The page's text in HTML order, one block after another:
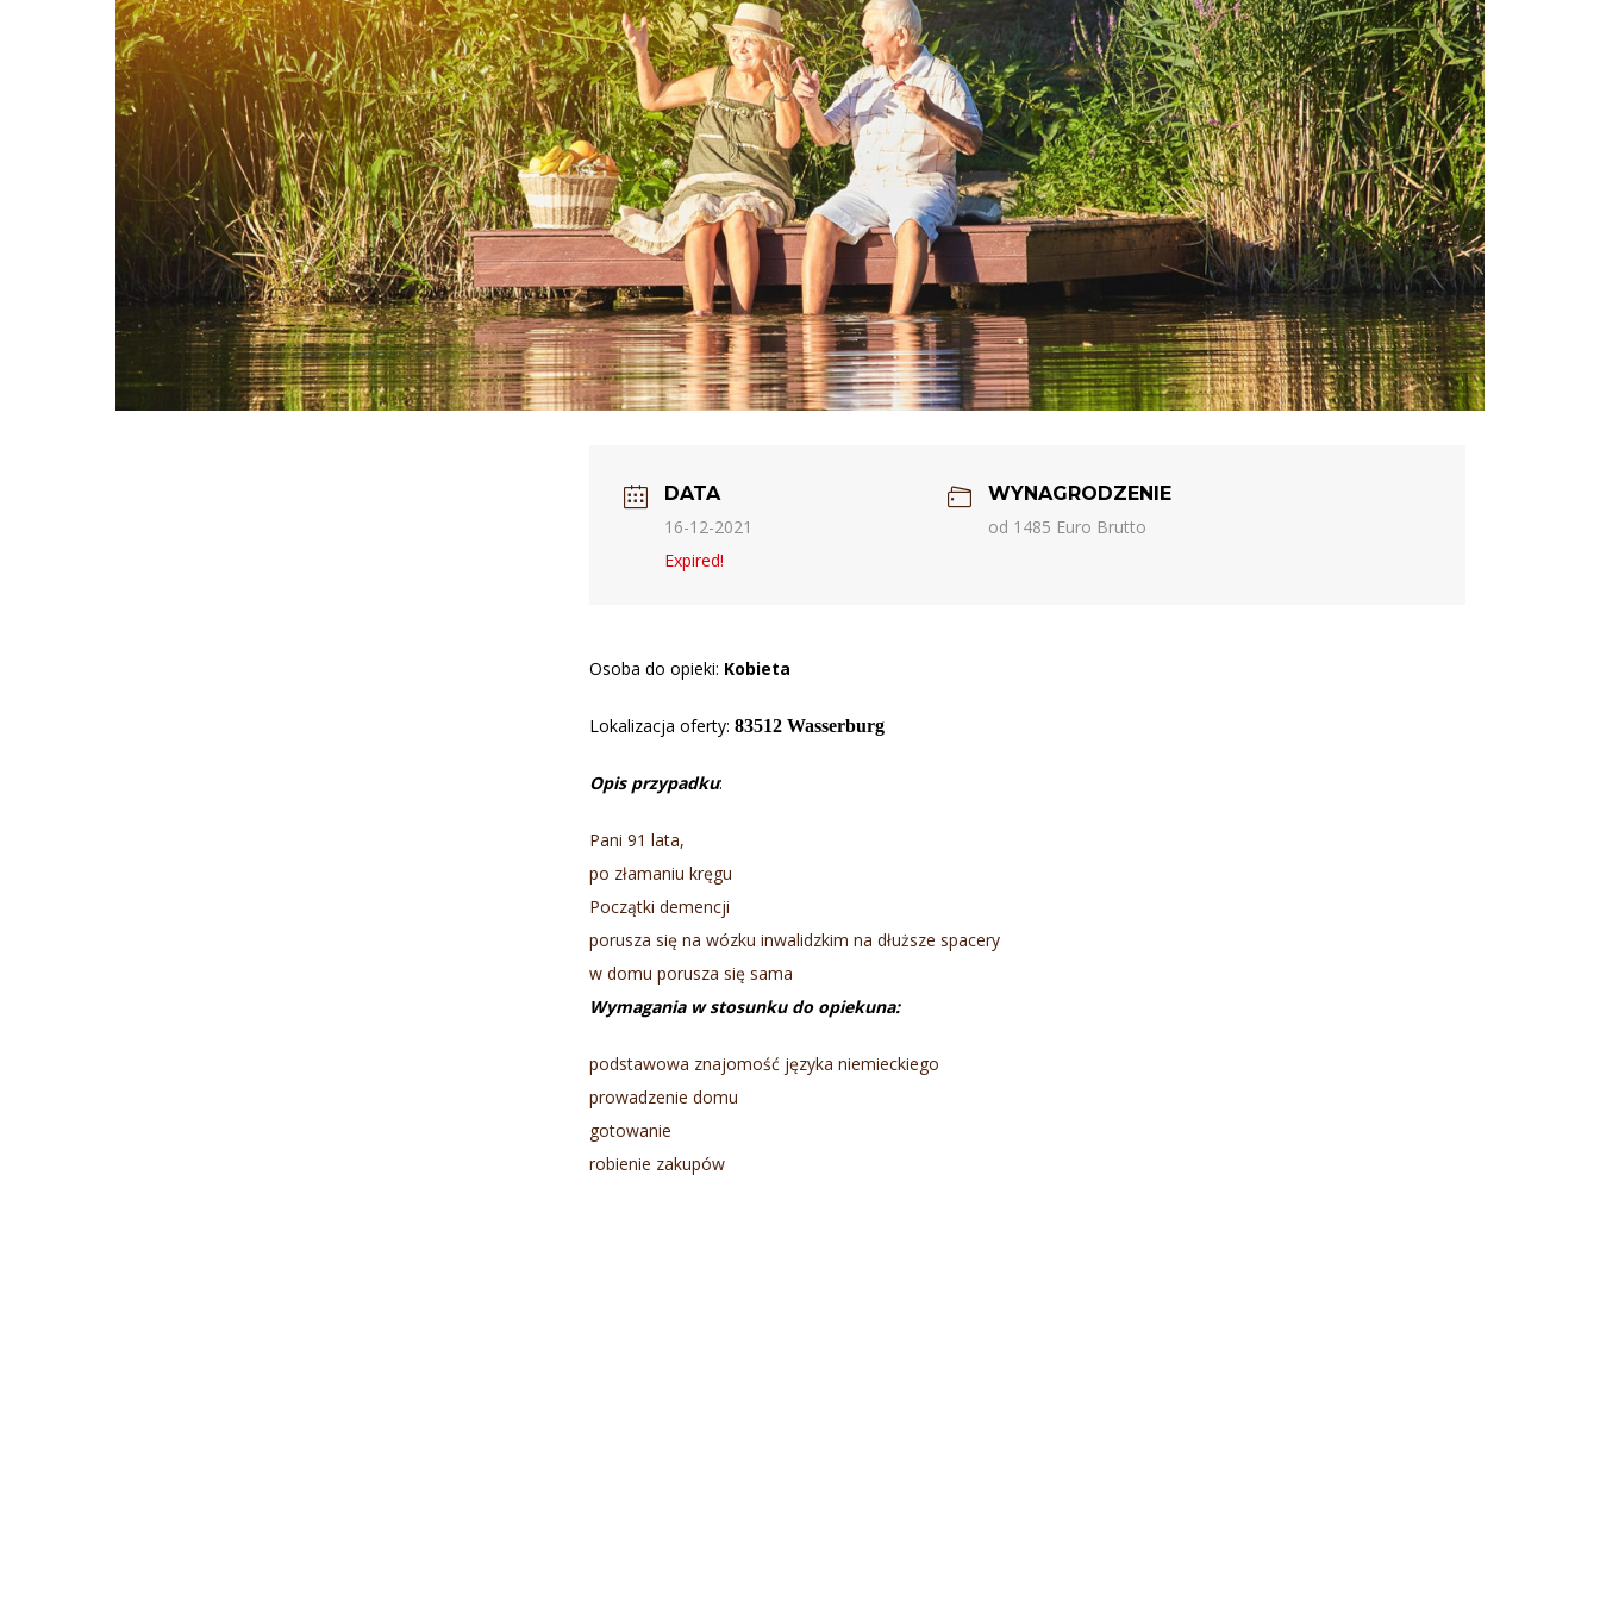
DATA
16-12-2021
Expired!
WYNAGRODZENIE
od 1485 Euro Brutto
Osoba do opieki: Kobieta
Lokalizacja oferty:83512 Wasserburg
Opis przypadku:
Pani 91 lata,
po złamaniu kręgu
Początki demencji
porusza się na wózku inwalidzkim na dłuższe spacery
w domu porusza się sama
Wymagania w stosunku do opiekuna:
podstawowa znajomość języka niemieckiego
prowadzenie domu
gotowanie
robienie zakupów